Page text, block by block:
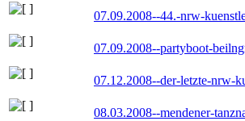
07.09.2008--44.-nrw-
07.09.2008--partyboot-
07.12.2008--der-letzte-nrw-
08.03.2008--mendener-